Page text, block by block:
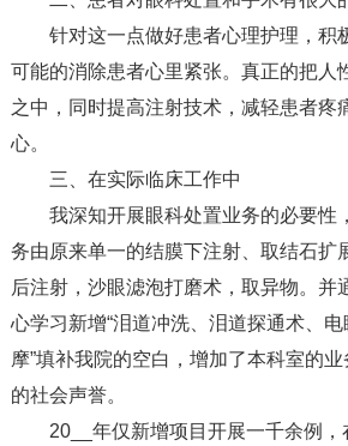
针对这一点做好患者心理护理，积
可能的消除患者心里紧张。真正的把人
之中，同时提高注射技术，减轻患者疼
心。
三、在实际临床工作中
我深知开展眼科处置业务的必要性
务由原来单一的结膜下注射、取结石扩
后注射，沙眼滤泡打磨术，取异物。并
心学习新增“泪道冲洗、泪道探通术、
摩”填补我院的空白，增加了本科室的
的社会声誉。
20__年仅新增项目开展一千余例